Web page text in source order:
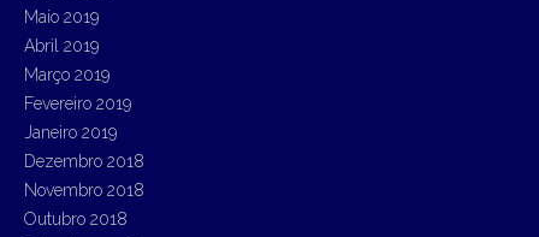
Maio 2019
Abril 2019
Março 2019
Fevereiro 2019
Janeiro 2019
Dezembro 2018
Novembro 2018
Outubro 2018